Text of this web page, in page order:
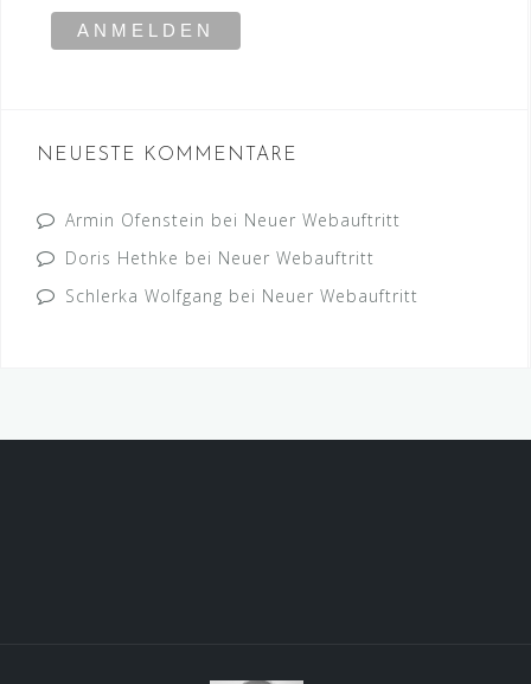
NEUESTE KOMMENTARE
Armin Ofenstein bei Neuer Webauftritt
Doris Hethke bei Neuer Webauftritt
Schlerka Wolfgang bei Neuer Webauftritt